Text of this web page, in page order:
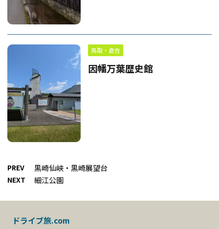
鳥取・倉吉
因幡万葉歴史館
PREV 黒崎仙峡・黒崎展望台
NEXT 細江公園
ドライブ旅.com